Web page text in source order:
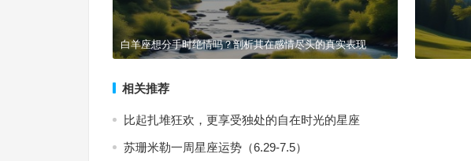
白羊座想分手时绝情吗？剖析其在感情尽头的真实表现
相关推荐
比起扎堆狂欢，更享受独处的自在时光的星座
苏珊米勒一周星座运势（6.29-7.5）